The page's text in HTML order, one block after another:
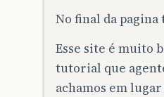
No final da pagina
Esse site é muito
tutorial que
achamos em